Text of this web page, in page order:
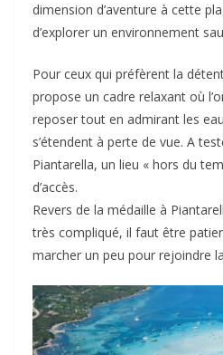
dimension d’aventure à cette
d’explorer un environnement
Pour ceux qui préfèrent la
propose un cadre relaxant où
reposer tout en admirant les
s’étendent à perte de vue. A
Piantarella, un lieu « hors du
d’accès.
Revers de la médaille à
très compliqué, il faut être
marcher un peu pour rejoindre